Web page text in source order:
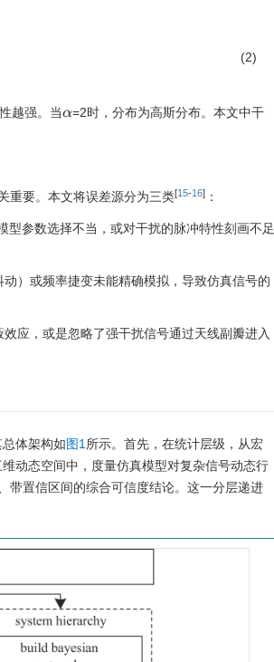
(2)
越强。当α=2时，分布为高斯分布。本文中干
重要。本文将误差源分为三类[15-16] ：
型参数选择不当，或对干扰的脉冲特性刻画不足
）或频率捷变未能精确模拟，导致仿真信号的
应，或是忽略了强干扰信号通过天线副瓣进入
体架构如图1 所示。首先，在统计层级，从宏
动态空间中，度量仿真模型对复杂信号动态行
带置信区间的综合可信度结论。这一分层递进